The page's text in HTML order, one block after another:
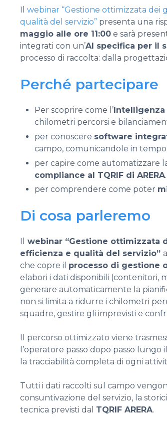
Il webinar “Gestione ottimizzata dei
qualità del servizio” presenta una
maggio alle ore 11:00 e sarà
integrati con un’AI specifica per il
processo di raccolta: dalla
Perché partecipare
Per scoprire come l’
chilometri percorsi e
per conoscere software
campo, comunicandole in
per capire come automatizzare
compliance al TQRIF di ARERA.
per comprendere come poter
Di cosa parleremo
webinar “Gestione ottimizzata
efficienza e qualità del servizio”
che copre il processo di gestione
elabori i dati disponibili (contenitori,
generare automaticamente la
non si limita a ridurre i chilometri
squadre, gestire gli imprevisti e
Il percorso ottimizzato viene
l’operatore passo dopo passo
la tracciabilità completa di ogni
Tutti i dati raccolti sul campo
consuntivazione del servizio, la
tecnica previsti dal TQRIF ARERA.